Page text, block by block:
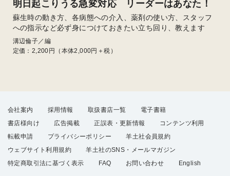
明日起こりうる急変対応 リーダーはあなた！
蘇生時の動き方、各病態への介入、薬剤の使い方、スタッフ
への指示など必ず身につけておきたい立ち回り、教えます
溝辺倫子／編
定価： 2,200 円（本体2,000円＋税）
会社案内 採用情報 取扱書店一覧
電子書籍
書店様向け
広告掲載 正誤表・更新情報
コンテンツ利用
転載申請
プライバシーポリシー
羊土社会員規約
ウェブサイト利用規約
羊土社のSNS・メールマガジン
特定商取引法に基づく表示
FAQ お問い合わせ English